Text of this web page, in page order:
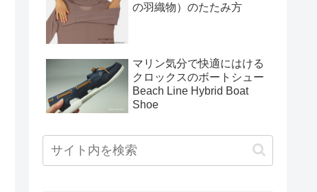
の羽織物）のたたみ方
マリン気分で快適にはける
クロックスのボートシュー
Beach Line Hybrid Boat
Shoe